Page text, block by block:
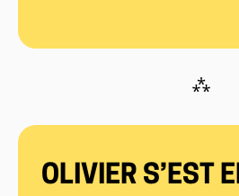
⁂
OLIVIER S’EST